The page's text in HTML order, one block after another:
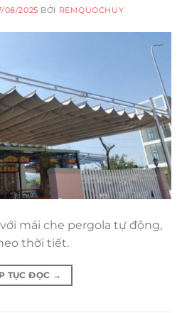
08/2025 BỞI REMQUOCHUY
mái che pergola tự động,
thời tiết.
TỤC ĐỌC →